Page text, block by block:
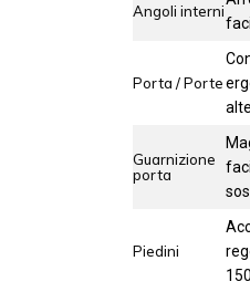
Angoli interni
Porta / Porte
Guarnizione
porta
Piedini